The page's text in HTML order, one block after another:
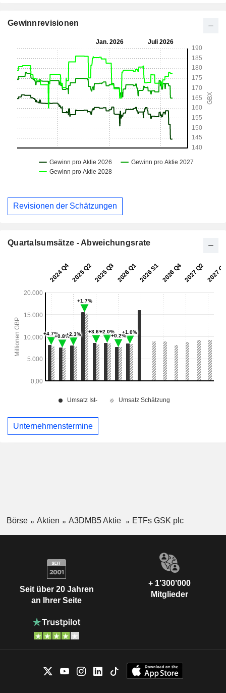
Gewinnrevisionen
Revisionen der Schätzungen
Quartalsumsätze - Abweichungsrate
Unternehmenstermine
Börse Aktien A3DMB5 Aktie ETFs GSK plc
Seit über 20 Jahren
an Ihrer Seite
+ 1’300’000
Mitglieder